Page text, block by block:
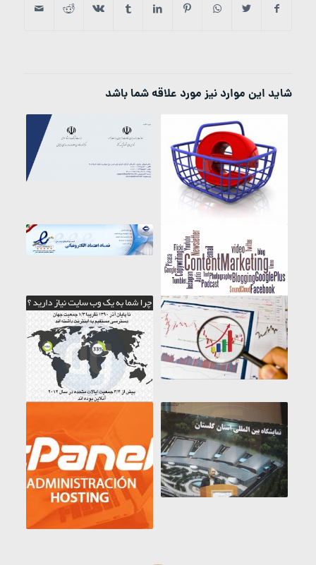
شاید این موارد نیز مورد علاقه شما باشد